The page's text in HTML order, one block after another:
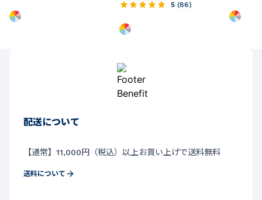
5 (86)
配送について
【通常】11,000円（税込）以上お買い上げで送料無料
送料について